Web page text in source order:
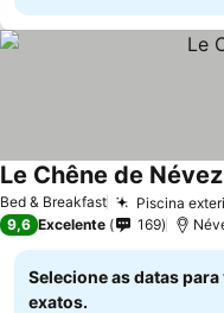
Bed & Breakfast Piscina
Le Chêne de Névez
9,6 Excelente 169
Selecione as datas
exatos.